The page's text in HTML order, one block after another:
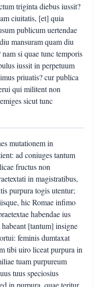
triginta diebus iussit?
ciuitatis, [et] quia
publicum uertendae
mansuram quam diu
nam si quae tunc temporis
iussit in perpetuum
priuatis? cur publica
qui militent non
sicut tunc
mutationem in
ad coniuges tantum
fructus non
in magistratibus,
purpura togis utentur;
hic Romae infimo
habendae ius
[tantum] insigne
feminis dumtaxat
tibi uiro liceat purpura in
tuam purpureum
tuus speciosius
in purpura, quae teritur